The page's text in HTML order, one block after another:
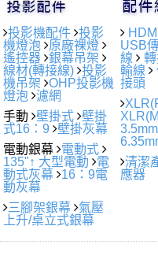
投影機配件 投影
機燈泡
原廠裸燈
遙控器 銀幕吊架
線材(轉接線) 投影
機吊架
OHP投影機
燈泡
濾網
手動
壁掛式 壁掛
式16：9
壁掛灰幕
電動銀幕 電動式
135"↑ 大型電動
電
動式灰幕 16：9電
動灰幕
三腳架銀幕 氣壓
上升/桌立式銀幕
USB
線
輸線
接頭
清潔
應器